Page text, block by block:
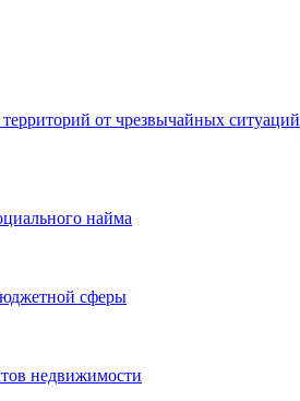
от чрезвычайных ситуаций
найма
сферы
недвижимости